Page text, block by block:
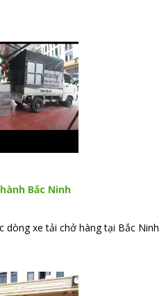
Bắc Ninh
dòng xe tải chở hàng tại Bắc Ninh